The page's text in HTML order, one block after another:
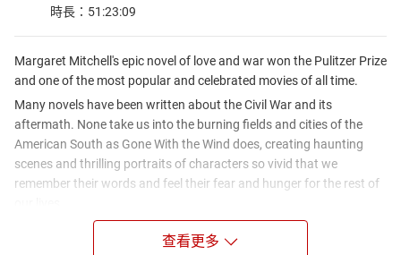
時長：51:23:09
Margaret Mitchell's epic novel of love and war won the Pulitzer Prize
and one of the most popular and celebrated movies of all time.
Many novels have been written about the Civil War and its
aftermath. None take us into the burning fields and cities of the
American South as Gone With the Wind does, creating haunting
scenes and thrilling portraits of characters so vivid that we
remember their words and feel their fear and hunger for the rest of
In the two main characters, the white-shouldered, irresistible
Scarlett and the flashy, contemptuous Rhett, Margaret Mitchell not
查看更多